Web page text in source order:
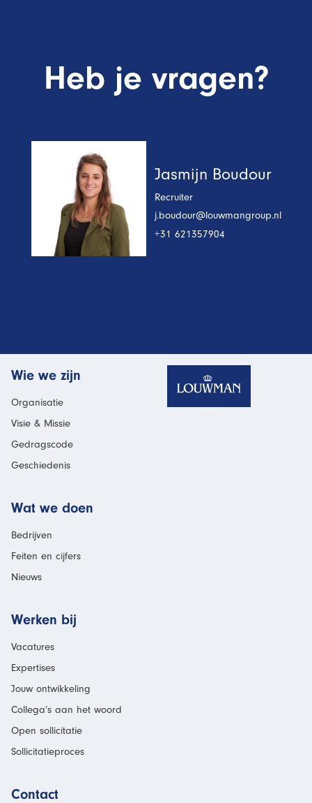
Heb je vragen?
Jasmijn Boudour
Recruiter
j.boudour@louwmangroup.nl
+31 621357904
Wie we zijn
Organisatie
Visie & Missie
Gedragscode
Geschiedenis
Wat we doen
Bedrijven
Feiten en cijfers
Nieuws
Werken bij
Vacatures
Expertises
Jouw ontwikkeling
Collega’s aan het woord
Open sollicitatie
Sollicitatieproces
Contact